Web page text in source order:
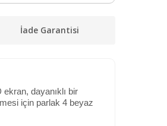
İade Garantisi
dayanıklı bir
için parlak 4 beyaz